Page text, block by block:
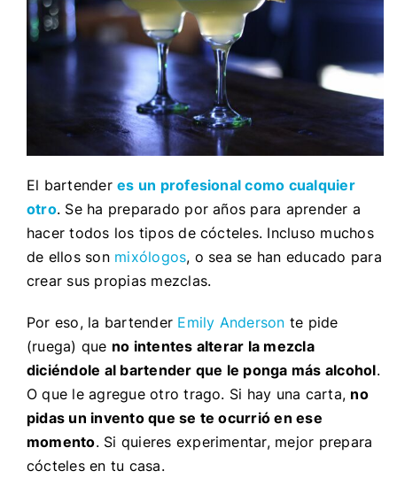
El bartenderes un profesional como cualquier
otro. Se ha preparado por años para aprender a
hacer todos los tipos de cócteles. Incluso muchos
de ellos son mixólogos, o sea se han educado para
crear sus propias mezclas.
Por eso, la bartender Emily Anderson te pide
(ruega) que no intentes alterar la mezcla
diciéndole al bartender que le ponga más alcohol.
O que le agregue otro trago. Si hay una carta, no
pidas un invento que se te ocurrió en ese
momento. Si quieres experimentar, mejor prepara
cócteles en tu casa.